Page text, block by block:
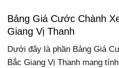
Bảng Giá Cước Chành
Giang Vị Thanh
Dưới đây là phần Bảng Giá
Bắc Giang Vị Thanh mang